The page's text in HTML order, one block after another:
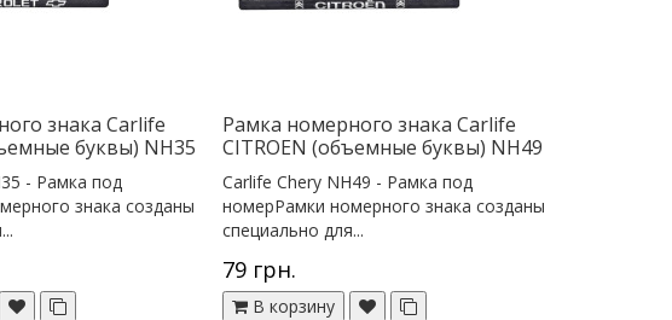
знака Сarlife
буквы) NH35
- Рамка под
знака созданы
Рамка номерного знака Сarlife
CITROEN (объемные буквы) NH49
Сarlife Chery NH49 - Рамка под
номерРамки номерного знака созданы
специально для...
79 грн.
В корзину